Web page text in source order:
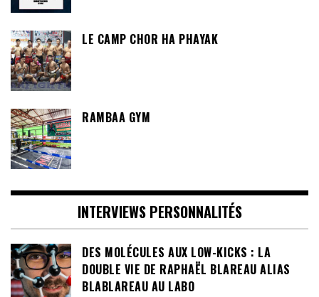
LE CAMP CHOR HA PHAYAK
RAMBAA GYM
INTERVIEWS PERSONNALITÉS
DES MOLÉCULES AUX LOW-KICKS : LA
DOUBLE VIE DE RAPHAËL BLAREAU ALIAS
BLABLAREAU AU LABO